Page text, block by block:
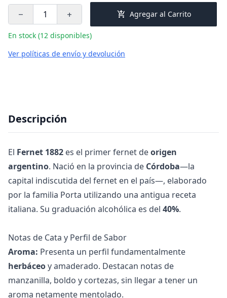
remove add add_shopping_cart Agregar al Carrito
En stock (12 disponibles)
Ver políticas de envío y devolución
Descripción
El Fernet 1882 es el primer fernet deorigen
argentino. Nació en la provincia de Córdoba—la
capital indiscutida del fernet en el país—, elaborado
por la familia Porta utilizando una antigua receta
italiana. Su graduación alcohólica es del 40%.
Notas de Cata y Perfil de Sabor
Aroma: Presenta un perfil fundamentalmente
herbáceoy amaderado. Destacan notas de
manzanilla, boldo y cortezas, sin llegar a tener un
aroma netamente mentolado.